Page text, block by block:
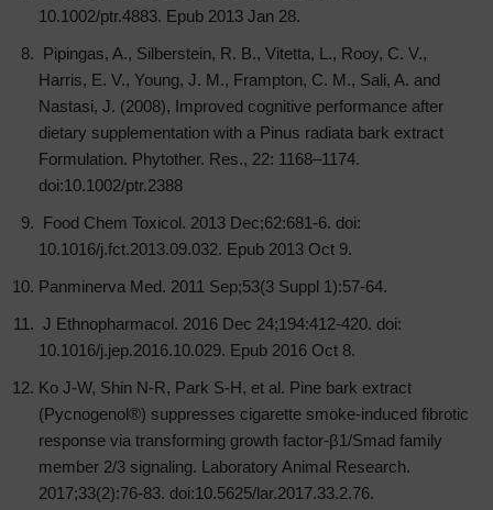
10.1002/ptr.4883. Epub 2013 Jan 28.
Pipingas, A., Silberstein, R. B., Vitetta, L., Rooy, C. V.,
Harris, E. V., Young, J. M., Frampton, C. M., Sali, A. and
Nastasi, J. (2008), Improved cognitive performance after
dietary supplementation with a Pinus radiata bark extract
Formulation. Phytother. Res., 22: 1168–1174.
doi:10.1002/ptr.2388
Food Chem Toxicol. 2013 Dec;62:681-6. doi:
10.1016/j.fct.2013.09.032. Epub 2013 Oct 9.
Panminerva Med. 2011 Sep;53(3 Suppl 1):57-64.
J Ethnopharmacol. 2016 Dec 24;194:412-420. doi:
10.1016/j.jep.2016.10.029. Epub 2016 Oct 8.
Ko J-W, Shin N-R, Park S-H, et al. Pine bark extract
(Pycnogenol®) suppresses cigarette smoke-induced fibrotic
response via transforming growth factor-β1/Smad family
member 2/3 signaling. Laboratory Animal Research.
2017;33(2):76-83. doi:10.5625/lar.2017.33.2.76.